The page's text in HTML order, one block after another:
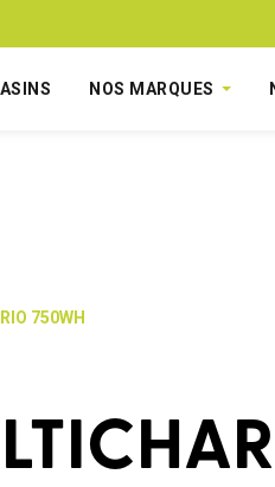
NOS MARQUES
750WH